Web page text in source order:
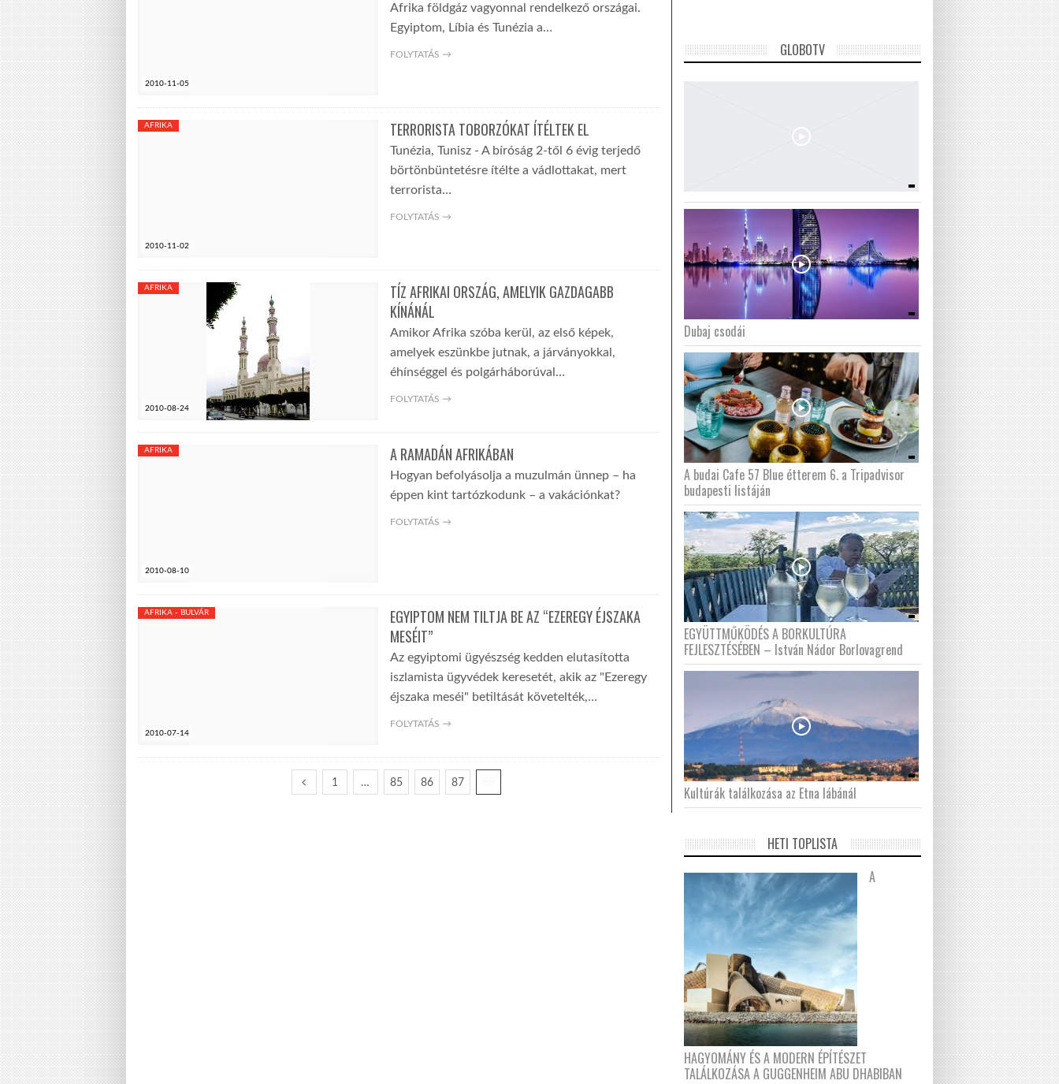
2010-11-05
Afrika földgáz vagyonnal rendelkező országai.
Egyiptom, Líbia és Tunézia a…
FOLYTATÁS →
2010-11-02
AFRIKA TERRORISTA TOBORZÓKAT ÍTÉLTEK EL
Tunézia, Tunisz - A bíróság 2-től 6 évig terjedő
börtönbüntetésre ítélte a vádlottakat, mert
terrorista…
FOLYTATÁS →
2010-08-24
AFRIKA
TÍZ AFRIKAI ORSZÁG, AMELYIK GAZDAGABB
KÍNÁNÁL
Amikor Afrika szóba kerül, az első képek,
amelyek eszünkbe jutnak, a járványokkal,
éhínséggel és polgárháborúval…
FOLYTATÁS →
2010-08-10
AFRIKA A RAMADÁN AFRIKÁBAN
Hogyan befolyásolja a muzulmán ünnep – ha
éppen kint tartózkodunk – a vakációnkat?
FOLYTATÁS →
2010-07-14
AFRIKA - BULVÁR
EGYIPTOM NEM TILTJA BE AZ “EZEREGY ÉJSZAKA
MESÉIT”
Az egyiptomi ügyészség kedden elutasította
iszlamista ügyvédek keresetét, akik az "Ezeregy
éjszaka meséi" betiltását követelték,…
FOLYTATÁS →
1 … 85 86 87
GLOBOTV
Dubaj csodái
A budai Cafe 57 Blue étterem 6. a Tripadvisor
budapesti listáján
EGYÜTTMŰKÖDÉS A BORKULTÚRA
FEJLESZTÉSÉBEN – István Nádor Borlovagrend
Kultúrák találkozása az Etna lábánál
HETI TOPLISTA
A
HAGYOMÁNY ÉS A MODERN ÉPÍTÉSZET
TALÁLKOZÁSA A GUGGENHEIM ABU DHABIBAN